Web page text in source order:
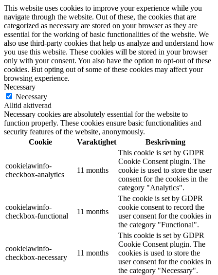
This website uses cookies to improve your experience while you
navigate through the website. Out of these, the cookies that are
categorized as necessary are stored on your browser as they are
essential for the working of basic functionalities of the website. We
also use third-party cookies that help us analyze and understand how
you use this website. These cookies will be stored in your browser
only with your consent. You also have the option to opt-out of these
cookies. But opting out of some of these cookies may affect your
browsing experience.
Necessary
Necessary
Alltid aktiverad
Necessary cookies are absolutely essential for the website to
function properly. These cookies ensure basic functionalities and
security features of the website, anonymously.
Cookie
Varaktighet Beskrivning
cookielawinfo-
checkbox-analytics
11 months
This cookie is set by GDPR
Cookie Consent plugin. The
cookie is used to store the user
consent for the cookies in the
category "Analytics".
cookielawinfo-
checkbox-functional
11 months
The cookie is set by GDPR
cookie consent to record the
user consent for the cookies in
the category "Functional".
cookielawinfo-
checkbox-necessary
11 months
This cookie is set by GDPR
Cookie Consent plugin. The
cookies is used to store the
user consent for the cookies in
the category "Necessary".